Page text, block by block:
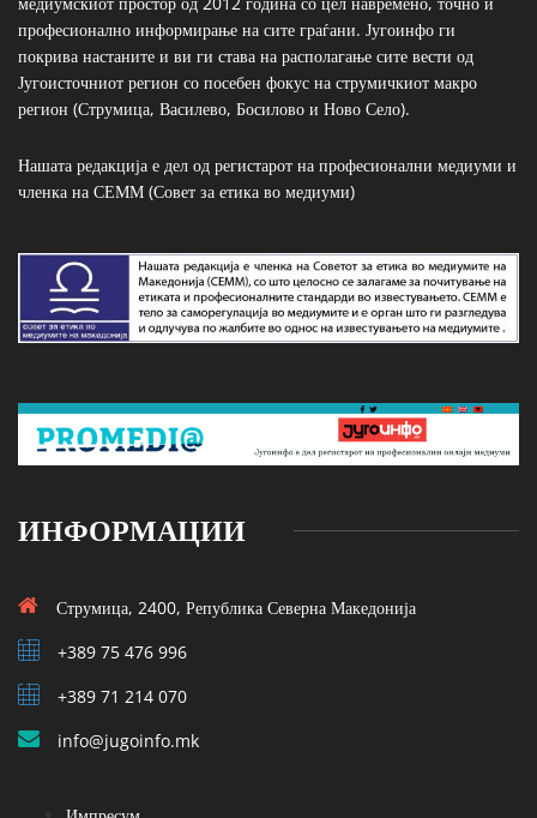
професионално информирање на сите граѓани. Југоинфо ги
покрива настаните и ви ги става на располагање сите вести од
Југоисточниот регион со посебен фокус на струмичкиот макро
регион (Струмица, Василево, Босилово и Ново Село).
Нашата редакција е дел од регистарот на професионални медиуми и
членка на СЕММ (Совет за етика во медиуми)
ИНФОРМАЦИИ
Струмица, 2400, Република Северна Македонија
+389 75 476 996
+389 71 214 070
info@jugoinfo.mk